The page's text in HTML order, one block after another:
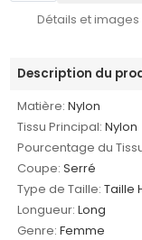
Détails et
Description du
Matière: Nylon
Tissu Principal: Nylon
Pourcentage du
Coupe: Serré
Type de Taille: Taille
Longueur: Long
Genre: Femme